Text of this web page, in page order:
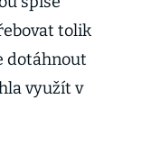
tolik
dotáhnout
využít v